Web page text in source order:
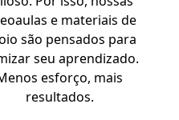
e materiais de
são pensados para
seu aprendizado.
esforço, mais
resultados.